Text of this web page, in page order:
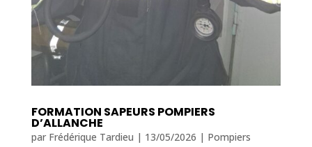
FORMATION SAPEURS POMPIERS
D’ALLANCHE
par Frédérique Tardieu | 13/05/2026 | Pompiers